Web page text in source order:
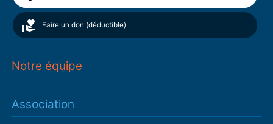
Faire un don (déductible)
Notre équipe
Association